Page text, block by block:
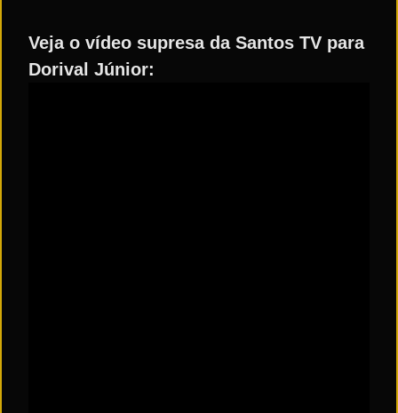
Veja o vídeo supresa da Santos TV para
Dorival Júnior: